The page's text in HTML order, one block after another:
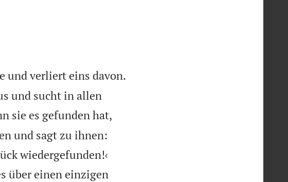
und verliert eins davon.
und sucht in allen
sie es gefunden hat,
und sagt zu ihnen:
wiedergefunden!‹
über einen einzigen